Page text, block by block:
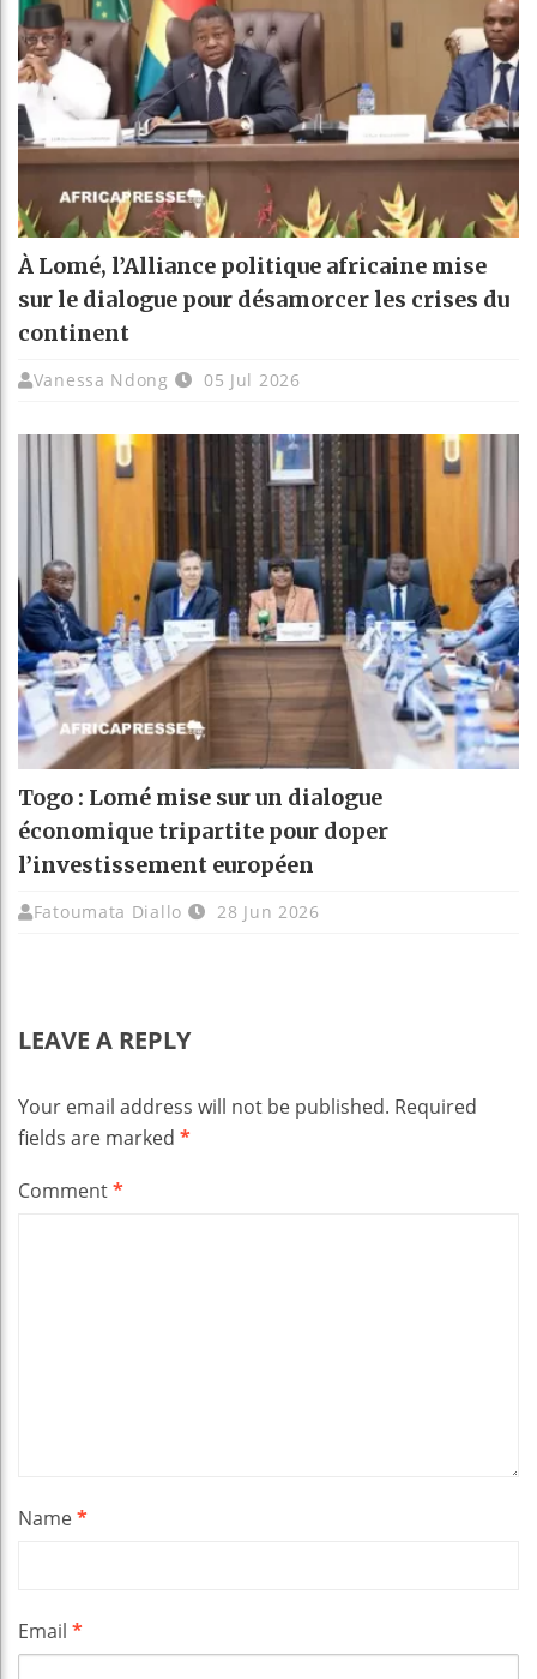
À Lomé, l’Alliance politique africaine mise
sur le dialogue pour désamorcer les crises du
continent
Vanessa Ndong 05 Jul 2026
Togo : Lomé mise sur un dialogue
économique tripartite pour doper
l’investissement européen
Fatoumata Diallo 28 Jun 2026
LEAVE A REPLY
Your email address will not be published. Required
fields are marked *
Comment*
Name*
Email *